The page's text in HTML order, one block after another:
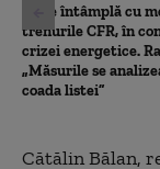
Ce se întâmplă cu
trenurile CFR, în
crizei energetice.
„Măsurile se
coada listei”
Cătălin Bălan,